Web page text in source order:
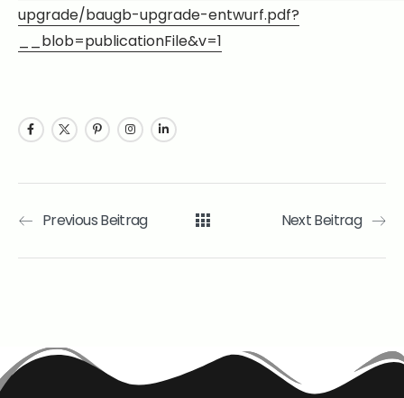
upgrade/baugb-upgrade-entwurf.pdf?
__blob=publicationFile&v=1
Previous Beitrag Next Beitrag